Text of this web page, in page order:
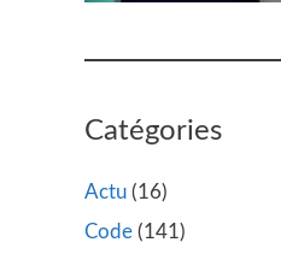
Catégories
Actu (16)
Code (141)